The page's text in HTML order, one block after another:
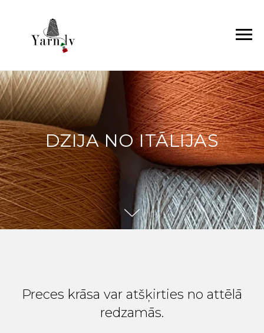
DZIJA NO ITĀLIJAS
Preces krāsa var atšķirties no attēlā
redzamās.